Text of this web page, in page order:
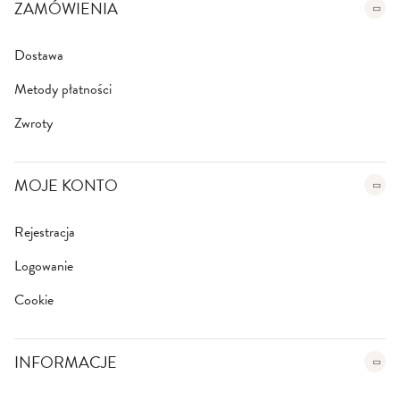
rZAMÓWIENIA
Dostawa
Metody płatności
Zwroty
MOJE KONTO
Rejestracja
Logowanie
Cookie
INFORMACJE